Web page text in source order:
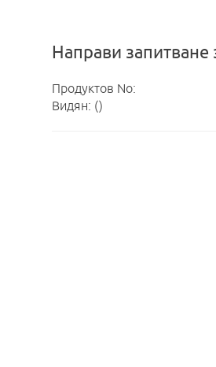
Направи запитване
Продуктов No:
Видян: ()